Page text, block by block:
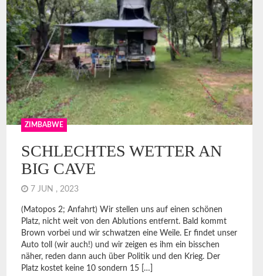
ZIMBABWE
SCHLECHTES WETTER AN
BIG CAVE
7 JUN , 2023
(Matopos 2; Anfahrt) Wir stellen uns auf einen schönen
Platz, nicht weit von den Ablutions entfernt. Bald kommt
Brown vorbei und wir schwatzen eine Weile. Er findet unser
Auto toll (wir auch!) und wir zeigen es ihm ein bisschen
näher, reden dann auch über Politik und den Krieg. Der
Platz kostet keine 10 sondern 15 […]